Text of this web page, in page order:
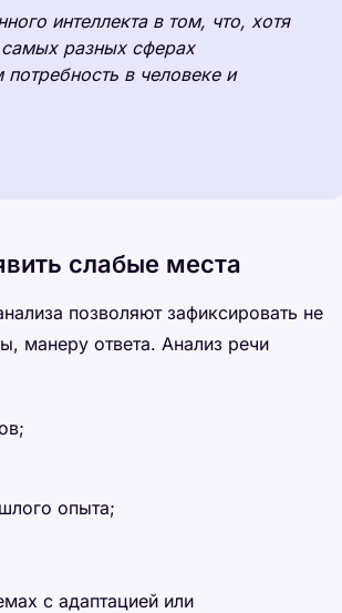
интеллекта в том, что, хотя
разных сферах
в человеке и
слабые места
позволяют зафиксировать не
манеру ответа. Анализ речи
опыта;
с адаптацией или